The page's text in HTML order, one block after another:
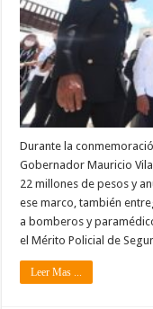
Durante la
Gobernador Mauricio
22 millones de pesos y
ese marco, también
a bomberos y
el Mérito Policial de
Leer Mas ...